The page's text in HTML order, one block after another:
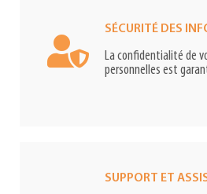
SÉCURITÉ DES
La confidentialité de
personnelles est
SUPPORT ET